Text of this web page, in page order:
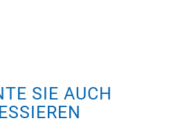
SIE AUCH